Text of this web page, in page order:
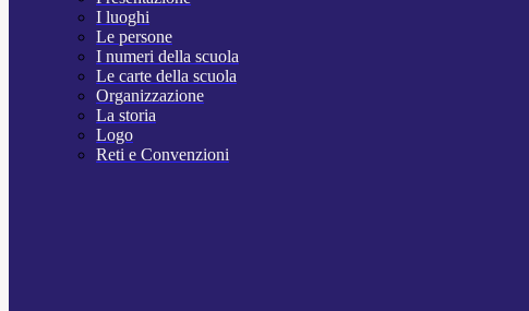
I luoghi
Le persone
I numeri della scuola
Le carte della scuola
Organizzazione
La storia
Logo
Reti e Convenzioni